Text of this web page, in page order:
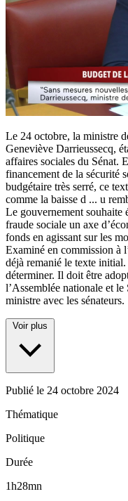
Le 24 octobre, la ministre
Geneviève Darrieussecq,
affaires sociales du Sénat.
financement de la sécurité
budgétaire très serré, ce
comme la baisse d ... u
Le gouvernement souhaite
fraude sociale un axe
fonds en agissant sur les
Examiné en commission à
déjà remanié le texte
déterminer. Il doit être
l’Assemblée nationale et
ministre avec les sénateurs.
Voir plus
Publié le 24 octobre 2024
Thématique
Politique
Durée
1h28mn